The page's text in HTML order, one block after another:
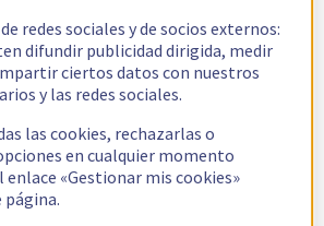
redes sociales y de socios externos:
difundir publicidad dirigida, medir
ciertos datos con nuestros
y las redes sociales.
las cookies, rechazarlas o
en cualquier momento
enlace «Gestionar mis cookies»
página.